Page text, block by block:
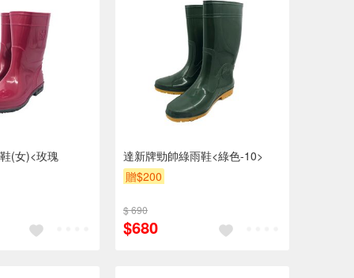
(女)<玫瑰
達新牌勁帥綠雨鞋<綠色-10>
贈$200
$ 690
$680